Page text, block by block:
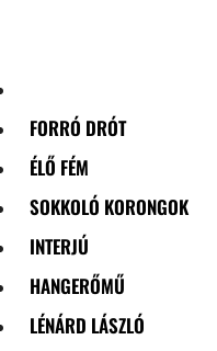
FORRÓ DRÓT
ÉLŐ FÉM
SOKKOLÓ KORONGOK
INTERJÚ
HANGERŐMŰ
LÉNÁRD LÁSZLÓ